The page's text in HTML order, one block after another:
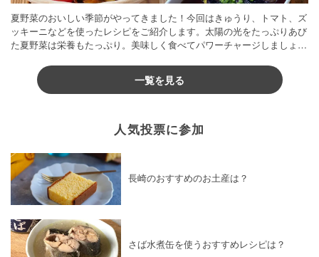
夏野菜のおいしい季節がやってきました！今回はきゅうり、トマト、ズ
ッキーニなどを使ったレシピをご紹介します。太陽の光をたっぷりあび
た夏野菜は栄養もたっぷり。美味しく食べてパワーチャージしましょう
一覧を見る
人気投票に参加
長崎のおすすめのお土産は？
さば水煮缶を使うおすすめレシピは？